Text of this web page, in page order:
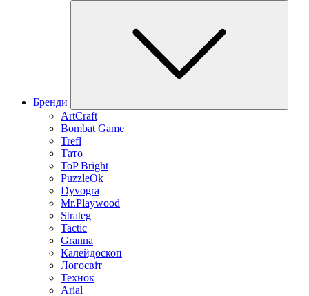
Бренди
ArtCraft
Bombat Game
Trefl
Тато
ToP Bright
PuzzleOk
Dyvogra
Mr.Playwood
Strateg
Tactic
Granna
Калейдоскоп
Логосвіт
Технок
Arial